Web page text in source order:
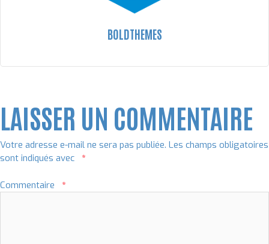
BOLDTHEMES
LAISSER UN COMMENTAIRE
Votre adresse e-mail ne sera pas publiée. Les champs obligatoires
sont indiqués avec
*
Commentaire *